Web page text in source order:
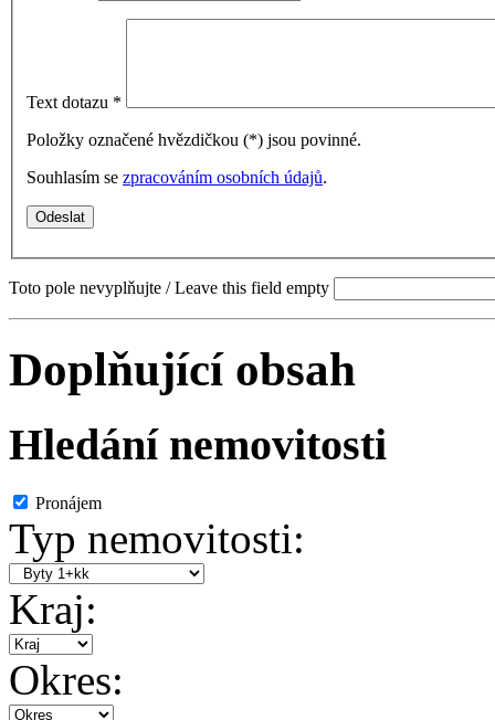
Text dotazu *
Položky označené hvězdičkou (*) jsou povinné.
Souhlasím se zpracováním osobních údajů.
Toto pole nevyplňujte / Leave this field empty
Doplňující obsah
Hledání nemovitosti
Pronájem
Typ nemovitosti:
Kraj:
Okres: